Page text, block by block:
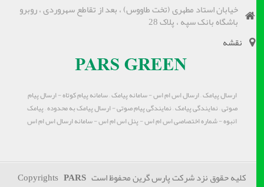
خیابان استاد مطهری (تخت طاووس) ، بعد از تقاطع سهروردی ، روبرو
باشگاه بانک سپه ، پلاک 28
نقشه
ارسال پیامک – ارسال اس ام اس - سامانه پیامک – سامانه پیام کوتاه - ارسال پیام
صوتی – نمایندگی پیامک – نمایندگی پیام صوتی - ارسال پیامک به محدوده – پیامک
انبوه - شماره اختصاصی اس ام اس - پنل اس ام اس - سامانه ارسال اس ام اس
کلیه حقوق نزد شرکت پارس گرین محفوظ است CopyrightsPARS